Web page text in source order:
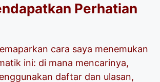
Perhatian
cara saya menemukan
ini: di mana mencarinya,
daftar dan ulasan,